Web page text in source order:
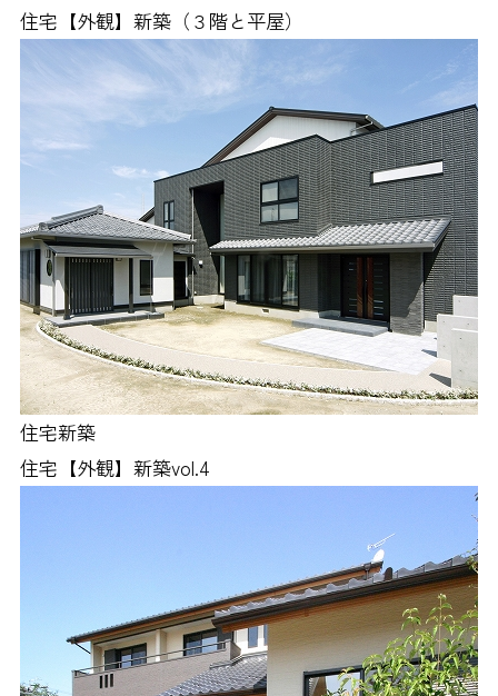
住宅【外観】新築（３階と平屋）
住宅新築
住宅【外観】新築vol.4